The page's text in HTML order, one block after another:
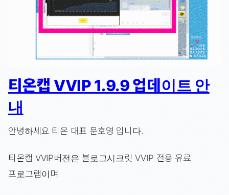
티온캡 VVIP 1.9.9 업데이트 안
내
안녕하세요 티온 대표 문호영 입니다.
티온캡 VVIP버전은 블로그시크릿 VVIP 전용 유료
프로그램이며